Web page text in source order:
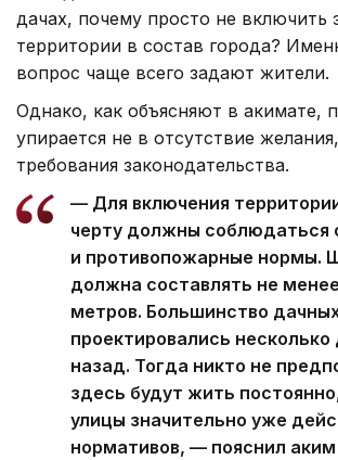
дачах, почему просто не включить
территории в состав города?
вопрос чаще всего задают жители.
Однако, как объясняют в акимате,
упирается не в отсутствие
требования законодательства.
— Для включения
черту должны соблюдаться
и противопожарные нормы.
должна составлять не
метров. Большинство
проектировались
назад. Тогда никто не
здесь будут жить
улицы значительно уже
нормативов, — пояснил аким